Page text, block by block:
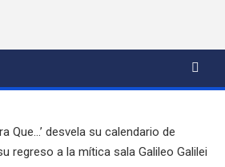
Que…’ desvela su calendario de
regreso a la mítica sala Galileo Galilei